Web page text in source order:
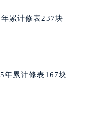
雅典售后服务中心（需
典售后服务中心（需
心（需提前预约）
雅典售后服务中心（
累计修表237块
年累计修表167块